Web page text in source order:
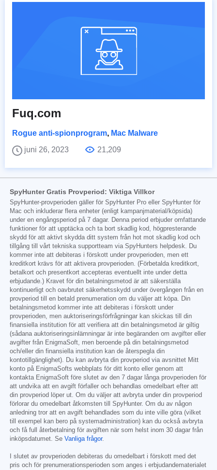
Fuq.com
Rogue anti-spionprogram, Mac Malware
juni 26, 2023
21,209
SpyHunter Gratis Provperiod: Viktiga Villkor
SpyHunter-provperioden gäller för SpyHunter Pro eller SpyHunter för
Mac och inkluderar flera enheter (enligt kampanjmaterial/köpsida)
under en engångsperiod på 7 dagar. Denna period erbjuder omfattande
funktioner för att upptäcka och ta bort skadlig kod, högpresterande
skydd för att aktivt skydda ditt system från hot mot skadlig kod och
tillgång till vårt tekniska supportteam via SpyHunters helpdesk. Du
kommer inte att debiteras i förskott under provperioden, men ett
kreditkort krävs för att aktivera provperioden. (Förbetalda kreditkort,
betalkort och presentkort accepteras eventuellt inte under detta
erbjudande.) Kravet för din betalningsmetod är att säkerställa
kontinuerligt och oavbrutet säkerhetsskydd under övergången från en
provperiod till en betald prenumeration om du väljer att köpa. Din
betalningsmetod kommer inte att debiteras i förskott under
provperioden, men auktoriseringsförfrågningar kan skickas till din
finansiella institution för att verifiera att din betalningsmetod är giltig
(sådana auktoriseringsinlämningar är inte begäranden om avgifter eller
avgifter från EnigmaSoft, men beroende på din betalningsmetod
och/eller din finansiella institution kan de återspegla din
kontotillgänglighet). Du kan avbryta din provperiod via avsnittet Mitt
konto på EnigmaSofts webbplats för ditt konto eller genom att
kontakta EnigmaSoft före slutet av den 7 dagar långa provperioden för
att undvika att en avgift förfaller och behandlas omedelbart efter att
din provperiod löper ut. Om du väljer att avbryta under din provperiod
förlorar du omedelbart åtkomsten till SpyHunter. Om du av någon
anledning tror att en avgift behandlades som du inte ville göra (vilket
till exempel kan bero på systemadministration) kan du också avbryta
och få full återbetalning för avgiften när som helst inom 30 dagar från
inköpsdatumet. Se Vanliga frågor.
I slutet av provperioden debiteras du omedelbart i förskott med det
pris och för prenumerationsperioden som anges i erbjudandematerialet